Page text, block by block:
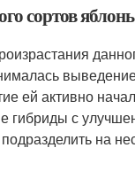
сортов яблонь
ей активно
гибриды с
на